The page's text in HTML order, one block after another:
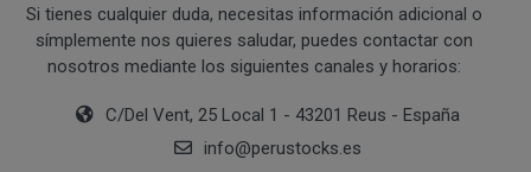
Si tienes cualquier duda, necesitas información adicional o
símplemente nos quieres saludar, puedes contactar con
nosotros mediante los siguientes canales y horarios:
C/Del Vent, 25 Local 1 - 43201 Reus - España
info@perustocks.es
Junto con su pedido, recibirá la correspondiente
A tal efecto, el cliente consiente que dicha factura se